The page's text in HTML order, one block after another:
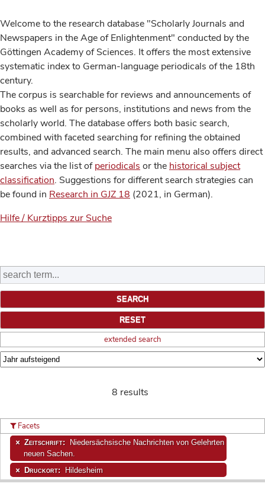
Welcome to the research database "Scholarly Journals and
Newspapers in the Age of Enlightenment" conducted by the
Göttingen Academy of Sciences. It offers the most extensive
systematic index to German-language periodicals of the 18th
century.
The corpus is searchable for reviews and announcements of
books as well as for persons, institutions and news from the
scholarly world. The database offers both basic search,
combined with faceted searching for refining the obtained
results, and advanced search. The main menu also offers direct
searches via the list ofperiodicals or the historical subject
classification. Suggestions for different search strategies can
be found in Research in GJZ 18 (2021, in German).
Hilfe / Kurztipps zur Suche
extended search
8 results
Facets
Zeitschrift:
Niedersächsische Nachrichten von Gelehrten
neuen Sachen.
Druckort: Hildesheim